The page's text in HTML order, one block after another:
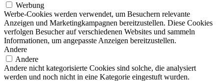
Werbung
Werbe-Cookies werden verwendet, um Besuchern relevante
Anzeigen und Marketingkampagnen bereitzustellen. Diese Cookies
verfolgen Besucher auf verschiedenen Websites und sammeln
Informationen, um angepasste Anzeigen bereitzustellen.
Andere
Andere
Andere nicht kategorisierte Cookies sind solche, die analysiert
werden und noch nicht in eine Kategorie eingestuft wurden.